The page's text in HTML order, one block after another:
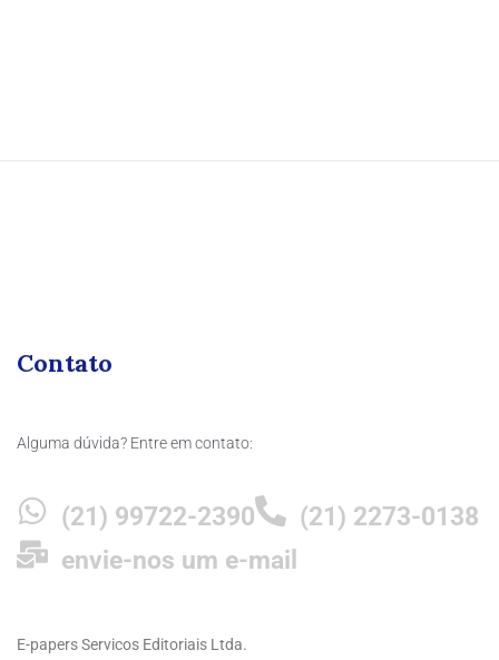
Contato
Alguma dúvida? Entre em contato:
(21) 99722-2390
(21) 2273-0138
envie-nos um e-mail
E-papers Servicos Editoriais Ltda.